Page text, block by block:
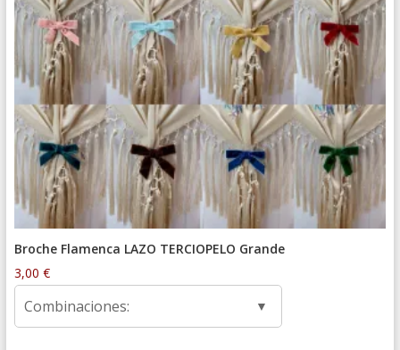
Broche Flamenca LAZO TERCIOPELO Grande
3,00 €
Combinaciones: